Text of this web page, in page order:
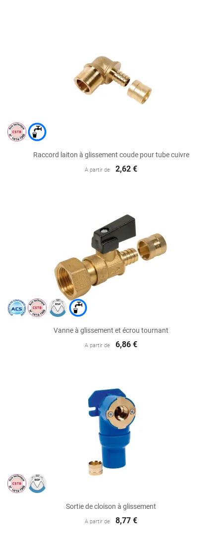
Raccord laiton à glissement coude pour tube cuivre
A partir de 2,62 €
Vanne à glissement et écrou tournant
A partir de 6,86 €
Sortie de cloison à glissement
A partir de 8,77 €